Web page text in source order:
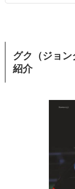
グク（ジョ
紹介